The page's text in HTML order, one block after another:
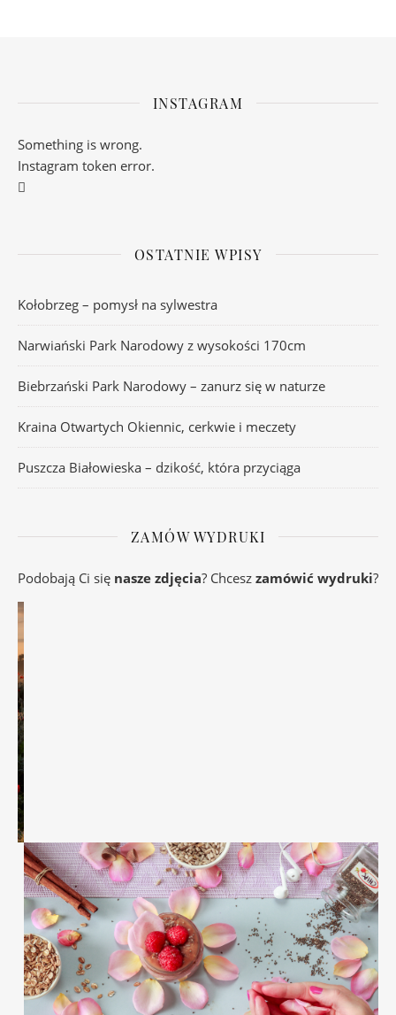
INSTAGRAM
Something is wrong.
Instagram token error.
OSTATNIE WPISY
Kołobrzeg – pomysł na sylwestra
Narwiański Park Narodowy z wysokości 170cm
Biebrzański Park Narodowy – zanurz się w naturze
Kraina Otwartych Okiennic, cerkwie i meczety
Puszcza Białowieska – dzikość, która przyciąga
ZAMÓW WYDRUKI
Podobają Ci się nasze zdjęcia? Chcesz zamówić wydruki?